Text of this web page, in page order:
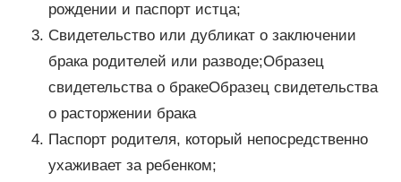
рождении и паспорт истца;
Свидетельство или дубликат о заключении
брака родителей или разводе;Образец
свидетельства о бракеОбразец свидетельства
о расторжении брака
Паспорт родителя, который непосредственно
ухаживает за ребенком;